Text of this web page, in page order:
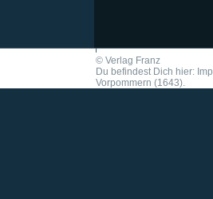
© Verlag Franz
Du befindest Dich hier:
Vorpommern (1643).